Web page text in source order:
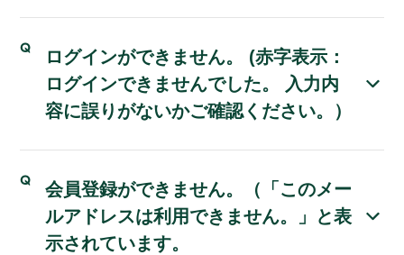
ログインができません。 (赤字表示：
ログインできませんでした。 入力内
容に誤りがないかご確認ください。）
会員登録ができません。（「このメー
ルアドレスは利用できません。」と表
示されています。